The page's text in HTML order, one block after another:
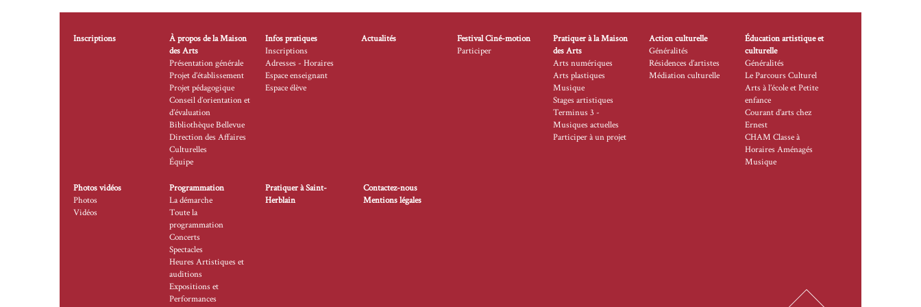
Inscriptions
À propos de la Maison
des Arts
Présentation générale
Projet d’établissement
Projet pédagogique
Conseil d’orientation et
d’évaluation
Bibliothèque Bellevue
Direction des Affaires
Culturelles
Équipe
Infos pratiques
Inscriptions
Adresses - Horaires
Espace enseignant
Espace élève
Actualités
Festival Ciné-motion
Participer
Pratiquer à la Maison
des Arts
Arts numériques
Arts plastiques
Musique
Stages artistiques
Terminus 3 -
Musiques actuelles
Participer à un projet
Action culturelle
Généralités
Résidences d’artistes
Médiation culturelle
Éducation artistique et
culturelle
Généralités
Le Parcours Culturel
Arts à l’école et Petite
enfance
Courant d’arts chez
Ernest
CHAM Classe à
Horaires Aménagés
Musique
Photos vidéos
Photos
Vidéos
Programmation
La démarche
Toute la
programmation
Concerts
Spectacles
Heures Artistiques et
auditions
Expositions et
Performances
Pratiquer à Saint-
Herblain
Contactez-nous
Mentions légales